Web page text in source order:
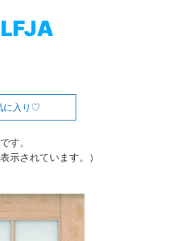
に入り
す。
示されています。）